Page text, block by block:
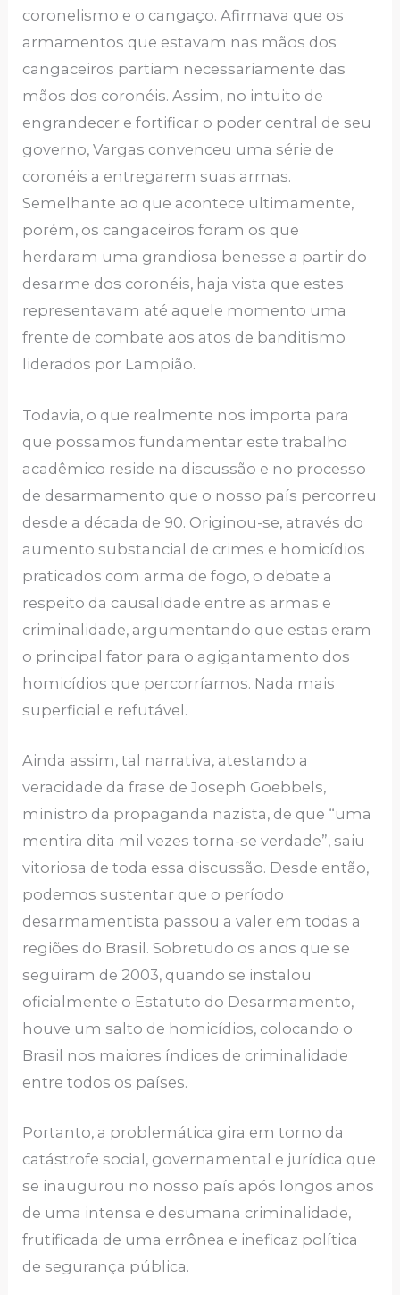
coronelismo e o cangaço. Afirmava que os
armamentos que estavam nas mãos dos
cangaceiros partiam necessariamente das
mãos dos coronéis. Assim, no intuito de
engrandecer e fortificar o poder central de seu
governo, Vargas convenceu uma série de
coronéis a entregarem suas armas.
Semelhante ao que acontece ultimamente,
porém, os cangaceiros foram os que
herdaram uma grandiosa benesse a partir do
desarme dos coronéis, haja vista que estes
representavam até aquele momento uma
frente de combate aos atos de banditismo
liderados por Lampião.
Todavia, o que realmente nos importa para
que possamos fundamentar este trabalho
acadêmico reside na discussão e no processo
de desarmamento que o nosso país percorreu
desde a década de 90. Originou-se, através do
aumento substancial de crimes e homicídios
praticados com arma de fogo, o debate a
respeito da causalidade entre as armas e
criminalidade, argumentando que estas eram
o principal fator para o agigantamento dos
homicídios que percorríamos. Nada mais
superficial e refutável.
Ainda assim, tal narrativa, atestando a
veracidade da frase de Joseph Goebbels,
ministro da propaganda nazista, de que “uma
mentira dita mil vezes torna-se verdade”, saiu
vitoriosa de toda essa discussão. Desde então,
podemos sustentar que o período
desarmamentista passou a valer em todas a
regiões do Brasil. Sobretudo os anos que se
seguiram de 2003, quando se instalou
oficialmente o Estatuto do Desarmamento,
houve um salto de homicídios, colocando o
Brasil nos maiores índices de criminalidade
entre todos os países.
Portanto, a problemática gira em torno da
catástrofe social, governamental e jurídica que
se inaugurou no nosso país após longos anos
de uma intensa e desumana criminalidade,
frutificada de uma errônea e ineficaz política
de segurança pública.